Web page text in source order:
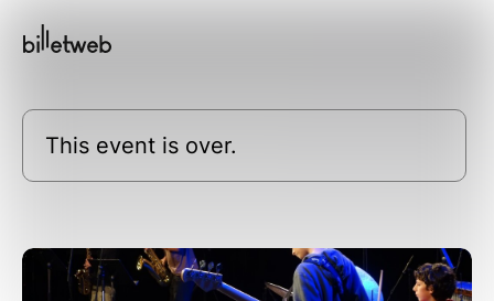
This event is over.